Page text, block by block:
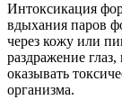
Интоксикация
вдыхания паров
через кожу или
раздражение
оказывать
организма.